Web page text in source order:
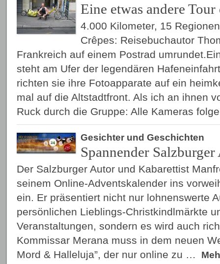
Eine etwas andere Tour
4.000 Kilometer, 15
Crêpes: Reisebuchautor
Frankreich auf einem Postrad
steht am Ufer der legendären
richten sie ihre Fotoapparate auf ein
mal auf die Altstadtfront. Als ich an ihnen
Ruck durch die Gruppe: Alle Kameras
Gesichter und Geschichten
Spannender
Der Salzburger Autor und Kabarettist
seinem Online-Adventskalender ins
ein. Er präsentiert nicht nur lohnenswerte
persönlichen Lieblings-Christkindlmärkte
Veranstaltungen, sondern es wird auch
Kommissar Merana muss in dem neuen
Mord & Halleluja”, der nur online zu …